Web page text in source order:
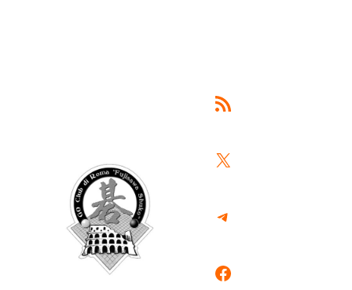
Feed RSS
X
Telegram
Facebook